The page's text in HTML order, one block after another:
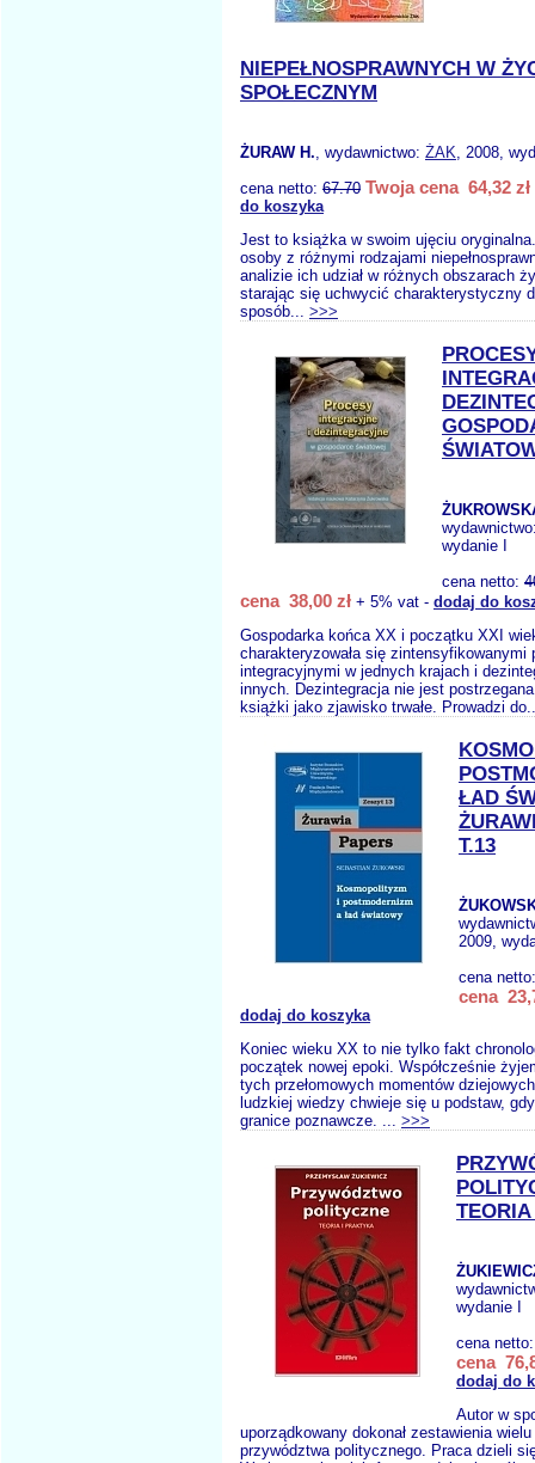
NIEPEŁNOSPRAWNYCH W
SPOŁECZNYM
ŻURAW H., wydawnictwo: ŻAK, 2008,
cena netto: 67.70 Twoja cena 64,32 zł
do koszyka
Jest to książka w swoim ujęciu
osoby z różnymi rodzajami
analizie ich udział w różnych obszarach
starając się uchwycić charakterystyczny
sposób... >>>
wydanie I
cena netto:
cena 38,00 zł + 5% vat - dodaj do
Gospodarka końca XX i początku XXI
charakteryzowała się zintensyfikowanymi
integracyjnymi w jednych krajach i
innych. Dezintegracja nie jest
książki jako zjawisko trwałe. Prowadzi
ŁAD
T.13
2009,
cena
cena
dodaj do koszyka
Koniec wieku XX to nie tylko fakt
początek nowej epoki. Współcześnie
tych przełomowych momentów
ludzkiej wiedzy chwieje się u podstaw,
granice poznawcze. ... >>>
wydanie I
cena
cena
dodaj do
Autor w
uporządkowany dokonał zestawienia
przywództwa politycznego. Praca dzieli